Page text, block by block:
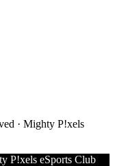
· Mighty P!xels
P!xels eSports Club